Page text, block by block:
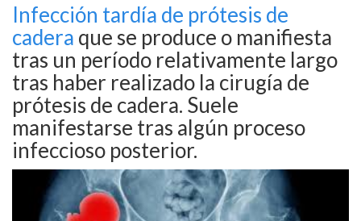
Infección tardía de prótesis de
cadera que se produce o manifiesta
tras un período relativamente largo
tras haber realizado la cirugía de
prótesis de cadera. Suele
manifestarse tras algún proceso
infeccioso posterior.